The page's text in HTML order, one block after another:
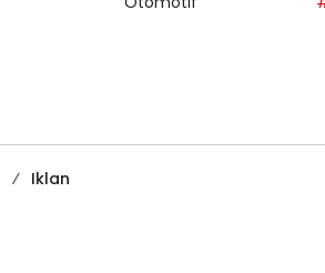
Iklan